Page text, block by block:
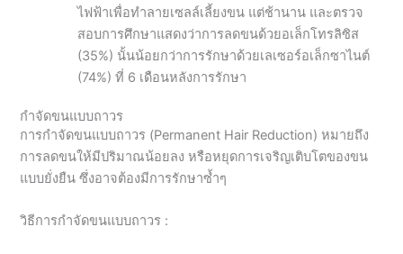
ไฟฟ้าเพื่อทำลายเซลล์เลี้ยงขน แต่ช้านาน และตรวจ
สอบการศึกษาแสดงว่าการลดขนด้วยอเล็กโทรลิซิส
(35%) นั้นน้อยกว่าการรักษาด้วยเลเซอร์อเล็กซาไนต์
(74%) ที่ 6 เดือนหลังการรักษา
กำจัดขนแบบถาวร
การกำจัดขนแบบถาวร (Permanent Hair Reduction) หมายถึง
การลดขนให้มีปริมาณน้อยลง หรือหยุดการเจริญเติบโตของขน
แบบยั่งยืน ซึ่งอาจต้องมีการรักษาซ้ำๆ
วิธีการกำจัดขนแบบถาวร :